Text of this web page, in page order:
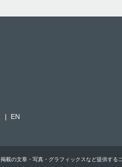
EN
掲載の文章・写真・グラフィックスなど提供する